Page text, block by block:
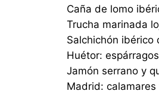
Caña de lomo
Trucha marinada
Salchichón
Huétor:
Jamón serrano y
Madrid: